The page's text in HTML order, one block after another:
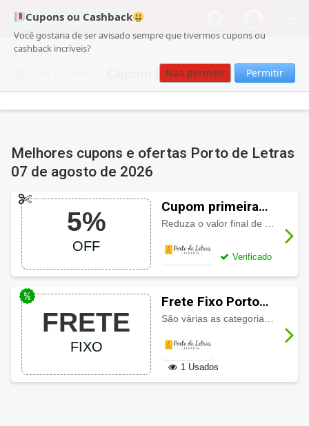
Cupons ou Cashback
Você gostaria de ser avisado sempre que tivermos cupons ou
cashback incríveis?
Não permitir Permitir
Cupom Porto de Letras
Melhores cupons e ofertas Porto de Letras
07 de agosto de 2026
5%
OFF
Cupom primeira
compra Porto de Reduza o valor final de suas compras com cupom Porto de Letras 5% OFF. Válido para sua primeira compra. Aproveite!
Verificado
FRETE
FIXO
Frete Fixo Porto
de Letras
São várias as categorias de livros e não só novos, como também semi novos e usados, com preços super acessíveis, e ainda conta com frete fixo apenas R$12,90, venha e aproveite!
1 Usados